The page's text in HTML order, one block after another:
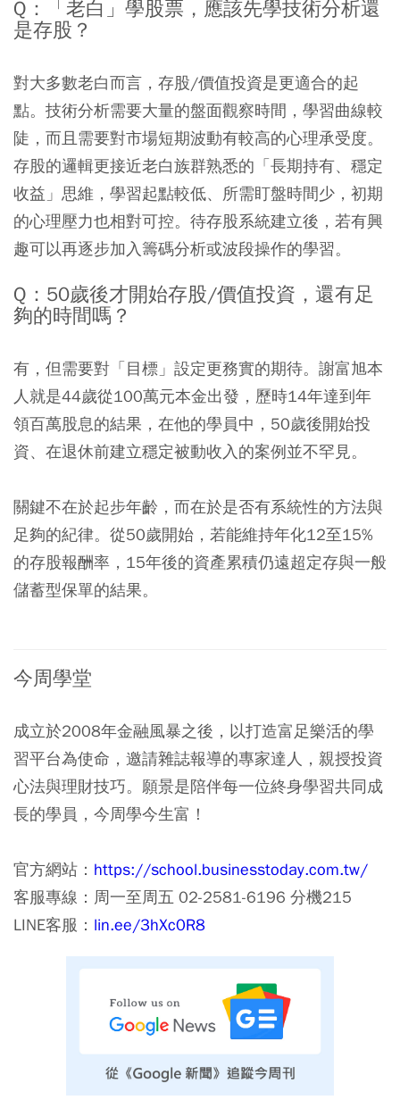
Q：「老白」學股票，應該先學技術分析還
是存股？
對大多數老白而言，存股/價值投資是更適合的起
點。技術分析需要大量的盤面觀察時間，學習曲線較
陡，而且需要對市場短期波動有較高的心理承受度。
存股的邏輯更接近老白族群熟悉的「長期持有、穩定
收益」思維，學習起點較低、所需盯盤時間少，初期
的心理壓力也相對可控。待存股系統建立後，若有興
趣可以再逐步加入籌碼分析或波段操作的學習。
Q：50歲後才開始存股/價值投資，還有足
夠的時間嗎？
有，但需要對「目標」設定更務實的期待。謝富旭本
人就是44歲從100萬元本金出發，歷時14年達到年
領百萬股息的結果，在他的學員中，50歲後開始投
資、在退休前建立穩定被動收入的案例並不罕見。
關鍵不在於起步年齡，而在於是否有系統性的方法與
足夠的紀律。從50歲開始，若能維持年化12至15%
的存股報酬率，15年後的資產累積仍遠超定存與一般
儲蓄型保單的結果。
今周學堂
成立於2008年金融風暴之後，以打造富足樂活的學
習平台為使命，邀請雜誌報導的專家達人，親授投資
心法與理財技巧。願景是陪伴每一位終身學習共同成
長的學員，今周學今生富！
官方網站： https://school.businesstoday.com.tw/
客服專線：周一至周五 02-2581-6196 分機215
LINE客服： lin.ee/3hXc0R8